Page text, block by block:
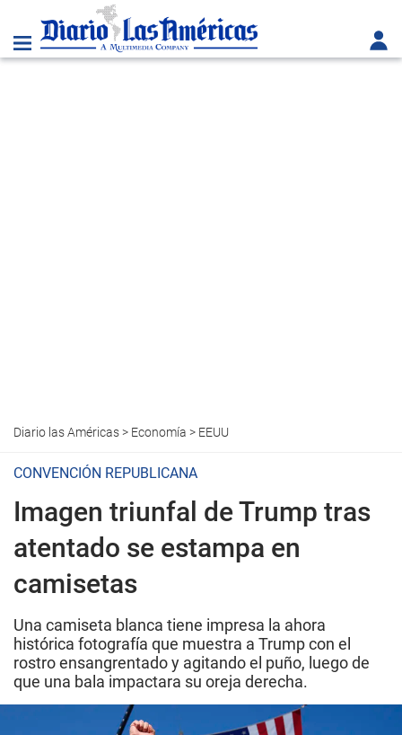
Diario las Américas> Economía > EEUU
CONVENCIÓN REPUBLICANA
Imagen triunfal de Trump tras
atentado se estampa en
camisetas
Una camiseta blanca tiene impresa la ahora
histórica fotografía que muestra a Trump con el
rostro ensangrentado y agitando el puño, luego de
que una bala impactara su oreja derecha.